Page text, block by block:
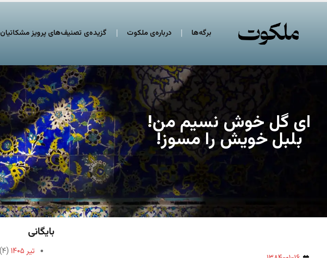
برگه‌ها درباره‌ی ملکوت گزیده‌ی تصنیف‌های پرویز مشکاتیان
ای گل خوش نسیم من!
بلبل خویش را مسوز!
بایگانی
تیر ۱۴۰۵
(۴)